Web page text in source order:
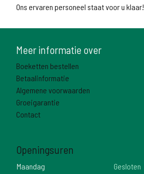
Ons ervaren personeel staat voor u klaar!
Meer informatie over
Boeketten bestellen
Betaalinformatie
Algemene voorwaarden
Groeigarantie
Contact
Openingsuren
Maandag
Gesloten